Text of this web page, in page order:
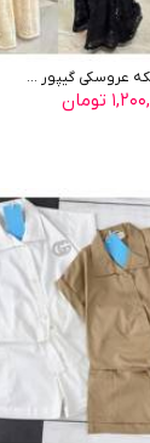
عروسکی گیپور ...
تومان